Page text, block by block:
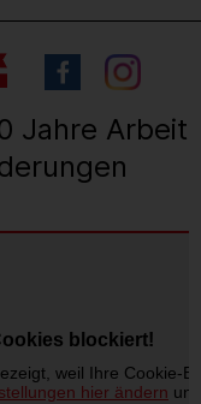
Jahre Arbeit